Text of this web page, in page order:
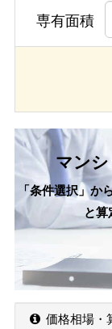
専有面積
マン
「条件選択」
と
価格相場・